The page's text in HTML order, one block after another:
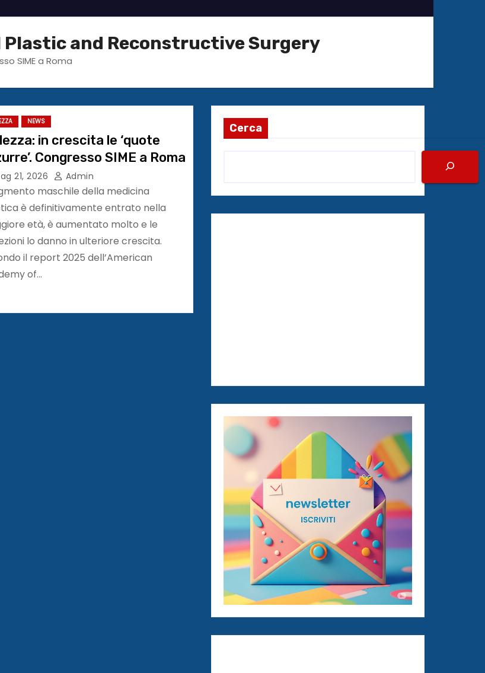
Plastic and Reconstructive Surgery
SIME a Roma
NEWS
in crescita le ‘quote
Congresso SIME a Roma
21, 2026 Admin
maschile della medicina
è definitivamente entrato nella
età, è aumentato molto e le
lo danno in ulteriore crescita.
il report 2025 dell’American
of…
Cerca